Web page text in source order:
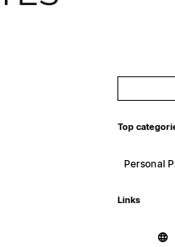
Top
Personal
Links